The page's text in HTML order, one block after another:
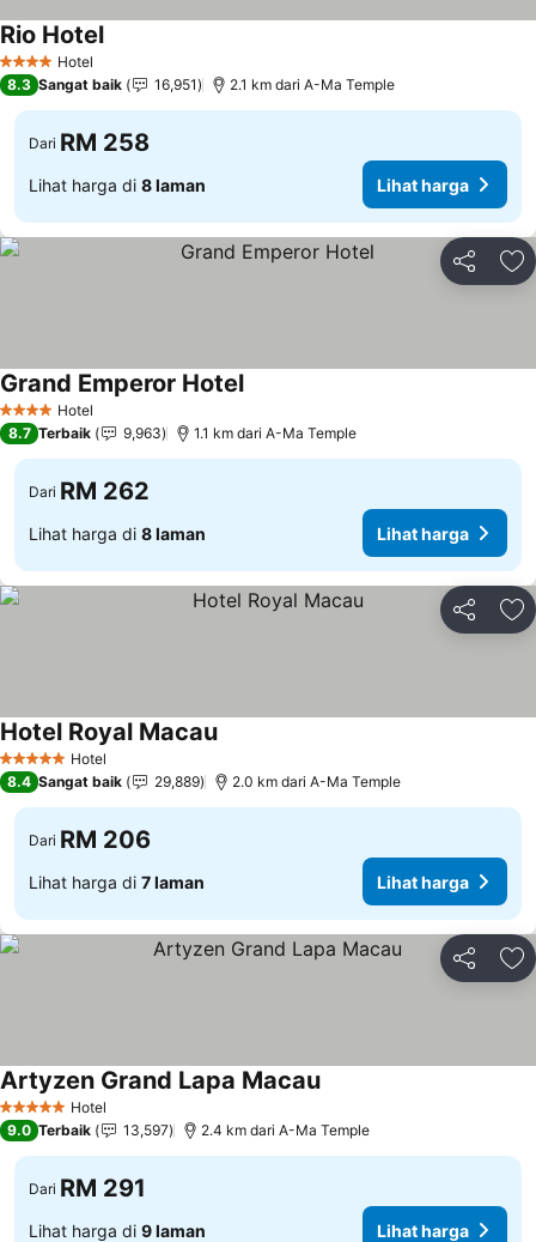
4 BintangHotel
Rio Hotel
8.3 Sangat baik 16,951 2.1 km dari A-Ma Temple
Dari RM 258
Lihat harga di 8 laman Lihat harga
Kongsi
4 BintangHotel
Grand Emperor Hotel
8.7 Terbaik 9,963 1.1 km dari A-Ma Temple
Dari RM 262
Lihat harga di 8 laman Lihat harga
Kongsi
5 Bintang Hotel
Hotel Royal Macau
8.4 Sangat baik 29,889 2.0 km dari A-Ma Temple
Dari RM 206
Lihat harga di 7 laman Lihat harga
Kongsi
5 Bintang Hotel
Artyzen Grand Lapa Macau
9.0 Terbaik 13,597 2.4 km dari A-Ma Temple
Dari RM 291
Lihat harga di 9 laman Lihat harga